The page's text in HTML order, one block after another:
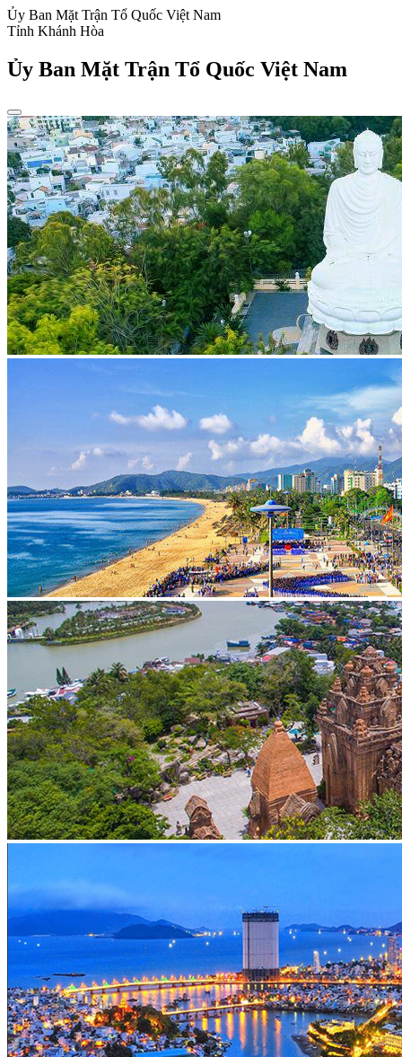
Ủy Ban Mặt Trận Tổ Quốc Việt Nam
Tỉnh Khánh Hòa
Ủy Ban Mặt Trận Tổ Quốc Việt Nam